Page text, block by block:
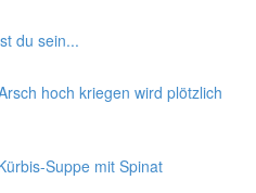
du sein...
hoch kriegen wird plötzlich
Suppe mit Spinat